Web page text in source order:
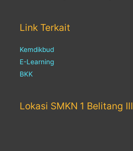
Link Terkait
Kemdikbud
E-Learning
BKK
Lokasi SMKN 1 Belitang III